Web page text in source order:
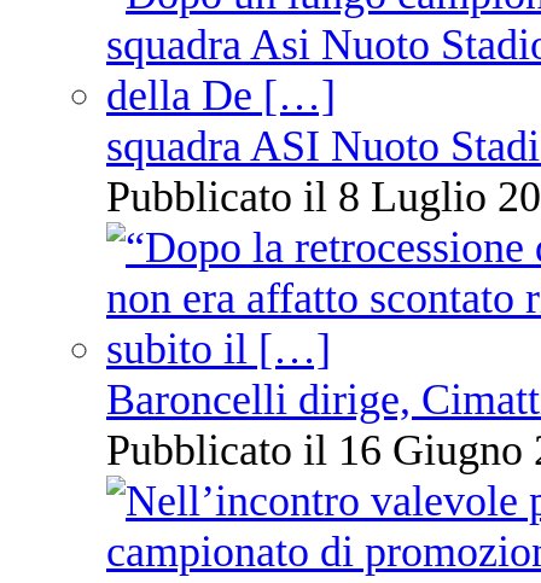
squadra ASI Nuoto
Pubblicato il 8 Luglio
Baroncelli dirige,
Pubblicato il 16 Giugno